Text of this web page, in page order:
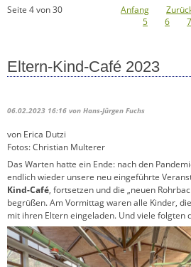
Seite 4 von 30 Anfang
5
6 7
Eltern-Kind-Café 2023
06.02.2023 16:16 von Hans-Jürgen Fuchs
von Erica Dutzi
Fotos: Christian Multerer
Das Warten hatte ein Ende: nach den
endlich wieder unsere neu eingeführte
Kind-Café, fortsetzen und die „neuen
begrüßen. Am Vormittag waren alle Kinder,
mit ihren Eltern eingeladen. Und viele folgten